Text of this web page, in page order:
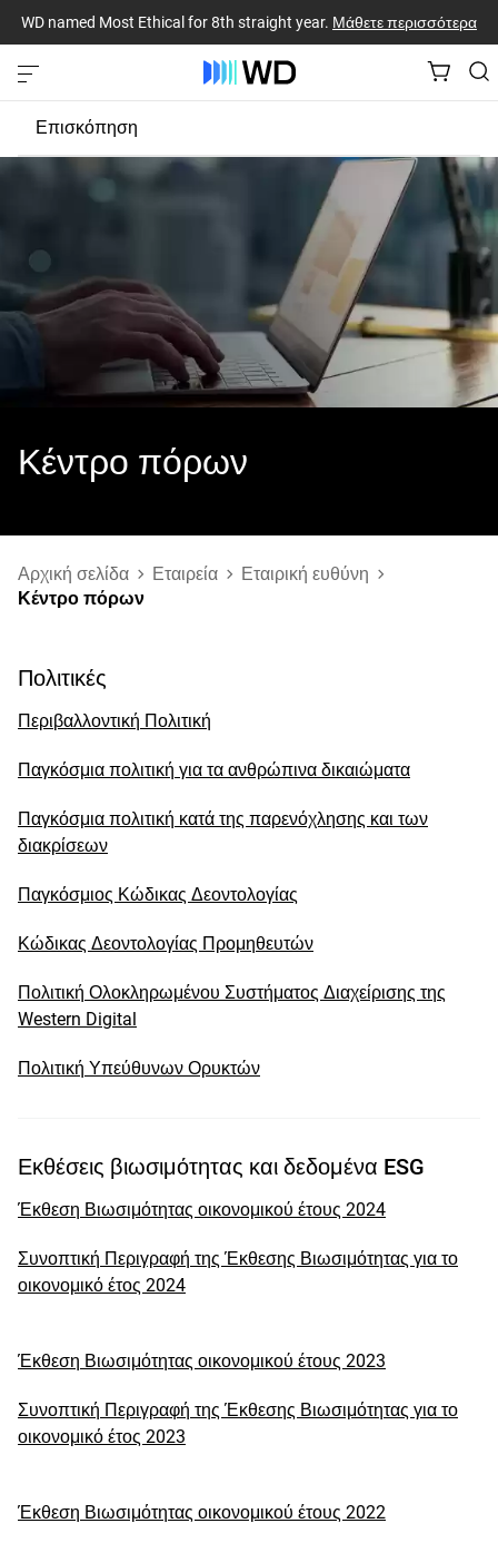
WD named Most Ethical for 8th straight year. Μάθετε περισσότερα
Επισκόπηση
Άτομα
Δεοντολογία
Φιλανθρωπία
Απόρρητο δεδομένων
Κέντρο πόρων
Αρχική σελίδα Εταιρεία
Εταιρική ευθύνη
Κέντρο πόρων
Πολιτικές
Περιβαλλοντική Πολιτική
Παγκόσμια πολιτική για τα ανθρώπινα δικαιώματα
Παγκόσμια πολιτική κατά της παρενόχλησης και των
διακρίσεων
Παγκόσμιος Κώδικας Δεοντολογίας
Κώδικας Δεοντολογίας Προμηθευτών
Πολιτική Ολοκληρωμένου Συστήματος Διαχείρισης της
Western Digital
Πολιτική Υπεύθυνων Ορυκτών
Εκθέσεις βιωσιμότητας και δεδομένα ESG
Έκθεση Βιωσιμότητας οικονομικού έτους 2024
Συνοπτική Περιγραφή της Έκθεσης Βιωσιμότητας για το
οικονομικό έτος 2024
Έκθεση Βιωσιμότητας οικονομικού έτους 2023
Συνοπτική Περιγραφή της Έκθεσης Βιωσιμότητας για το
οικονομικό έτος 2023
Έκθεση Βιωσιμότητας οικονομικού έτους 2022